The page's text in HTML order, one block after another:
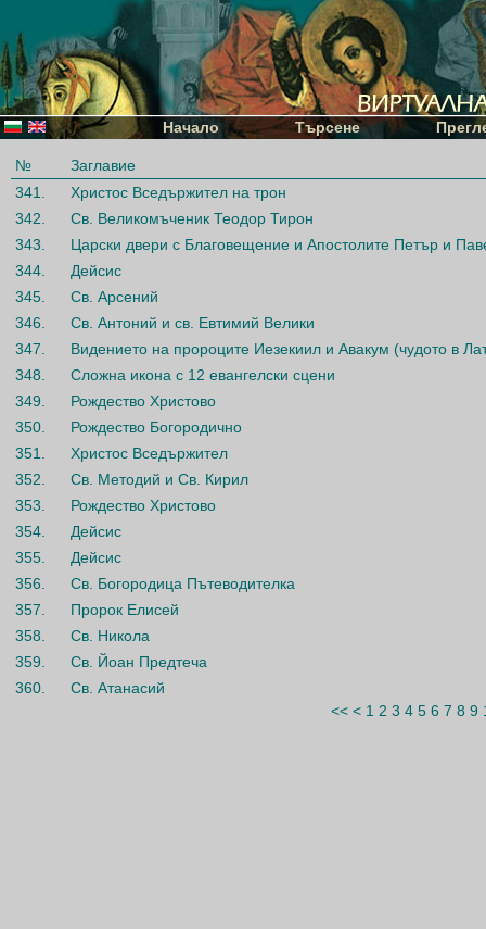
Начало Търсене
№
Заглавие
341.
Христос Вседържител на трон
342.
Св. Великомъченик Теодор Тирон
343.
Царски двери с Благовещение и Апостолите Петър и
344.
Дейсис
345.
Св. Арсений
346.
Св. Антоний и св. Евтимий Велики
347.
Видението на пророците Иезекиил и Авакум (чудото в
348.
Сложна икона с 12 евангелски сцени
349.
Рождество Христово
350.
Рождество Богородично
351.
Христос Вседържител
352.
Св. Методий и Св. Кирил
353.
Рождество Христово
354.
Дейсис
355.
Дейсис
356.
Св. Богородица Пътеводителка
357.
Пророк Елисей
358.
Св. Никола
359.
Св. Йоан Предтеча
360.
Св. Атанасий
<< < 1 2 3 4 5 6 7 8 9